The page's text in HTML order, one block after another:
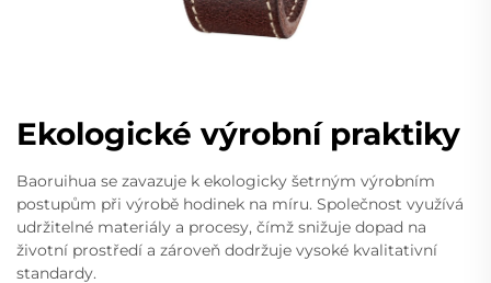
Ekologické výrobní praktiky
Baoruihua se zavazuje k ekologicky šetrným výrobním
postupům při výrobě hodinek na míru. Společnost využívá
udržitelné materiály a procesy, čímž snižuje dopad na
životní prostředí a zároveň dodržuje vysoké kvalitativní
standardy.